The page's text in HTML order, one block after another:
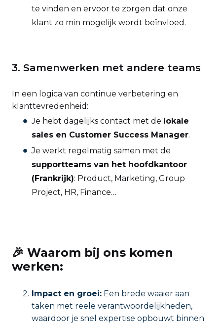
te vinden en ervoor te zorgen dat onze
klant zo min mogelijk wordt beïnvloed.
3. Samenwerken met andere teams
In een logica van continue verbetering en
klanttevredenheid:
Je hebt dagelijks contact met de lokale
sales en Customer Success Manager.
Je werkt regelmatig samen met de
supportteams van het hoofdkantoor
(Frankrijk): Product, Marketing, Group
Project, HR, Finance…
🎉 Waarom bij ons komen
werken:
Impact en groei: Een brede waaier aan
taken met reële verantwoordelijkheden,
waardoor je snel expertise opbouwt binnen